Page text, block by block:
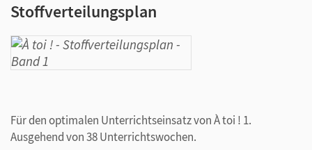
Stoffverteilungsplan
Für den optimalen Unterrichtseinsatz von À toi ! 1.
Ausgehend von 38 Unterrichtswochen.